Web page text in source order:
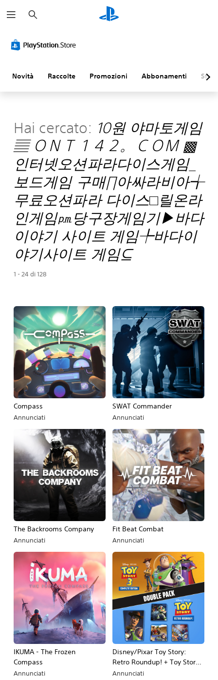
e
r
Novità Raccolte Promozioni Abbonamenti
Hai cercato: 10원 야마토게임
▤ ＯＮＴ１４２。ＣＯＭ ▩
인터넷오션파라다이스게임_
보드게임 구매∏아싸라비아╅
무료오션파라 다이스□릴온라
인게임㏘당구장게임기▶바다
이야기 사이트 게임╄바다이
야기사이트 게임⊆
1 - 24 di 128
Compass
Annunciati
SWAT Commander
Annunciati
The Backrooms Company
Annunciati
Fit Beat Combat
Annunciati
IKUMA - The Frozen
Compass
Annunciati
Disney/Pixar Toy Story:
Retro Roundup! + Toy Story 3
Complete Edition Double
Annunciati